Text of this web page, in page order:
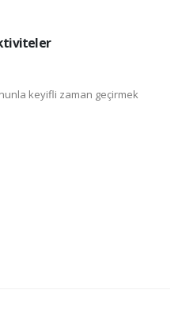
keyifli zaman geçirmek